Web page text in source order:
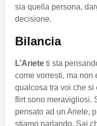
sia quella persona,
decisione.
Bilancia
L’Ariete ti sta
come vorresti, ma non
qualcosa tra voi che si
flirt sono meravigliosi.
pensato ad un Ariete,
stiamo parlando. Sai